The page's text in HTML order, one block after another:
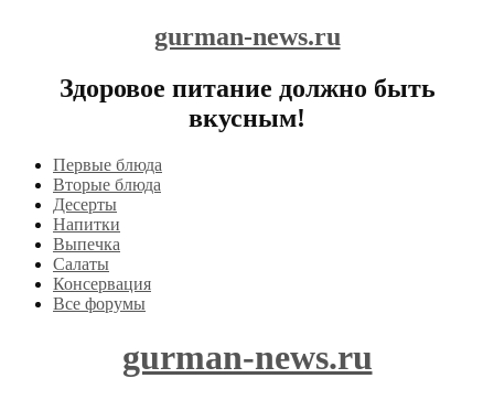
gurman-news.ru
Здоровое питание должно быть
вкусным!
Первые блюда
Вторые блюда
Десерты
Напитки
Выпечка
Салаты
Консервация
Все форумы
gurman-news.ru